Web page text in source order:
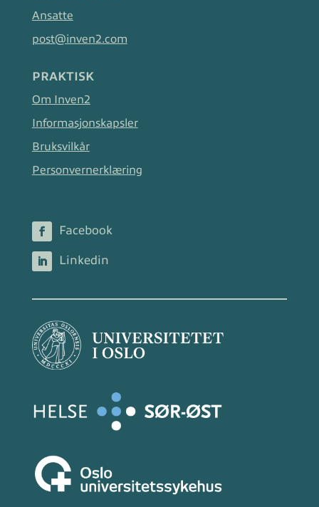
Ansatte
post@inven2.com
PRAKTISK
Om Inven2
Informasjonskapsler
Bruksvilkår
Personvernerklæring